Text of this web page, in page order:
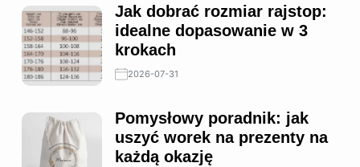
Jak dobrać rozmiar rajstop:
idealne dopasowanie w 3
krokach
2026-07-31
Pomysłowy poradnik: jak
uszyć worek na prezenty na
każdą okazję